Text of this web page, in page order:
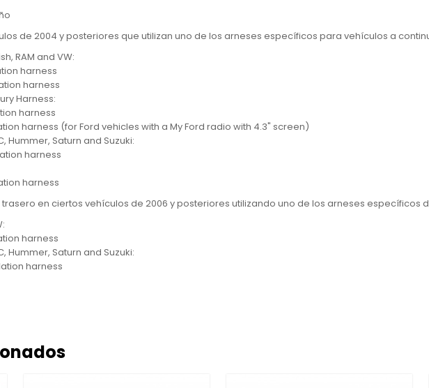
de 2004 y posteriores que utilizan uno de los arneses específicos para vehículos a
RAM and VW:
harness
harness
Harness:
harness
harness (for Ford vehicles with a My Ford radio with 4.3" screen)
Hummer, Saturn and Suzuki:
harness
harness
en ciertos vehículos de 2006 y posteriores utilizando uno de los arneses específicos
harness
Hummer, Saturn and Suzuki:
harness